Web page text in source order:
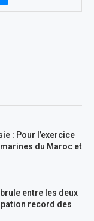
: Pour l’exercice
du Maroc et
entre les deux
record des